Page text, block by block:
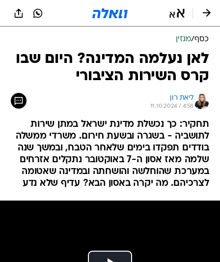
כסף/מגזין
לאן נעלמה המדינה? היום שבו
קרס השירות הציבורי
ליאת רון
11.10.2024 / 4:58
תחקיר: כך נכשלת מדינת ישראל במתן שירות
לתושביה - בשגרה ובשעת חירום. משרדי ממשלה
בודדים תפקדו בימים שלאחר הטבח, ובמשך שנה
שלמה מאז אסון ה-7 באוקטובר נתקלים אזרחים
במערכת שהוחלשה והושחתה ובמדינה שאטומה
לצרכיהם. מה יקרה באסון הבא? עדיף שלא נדע